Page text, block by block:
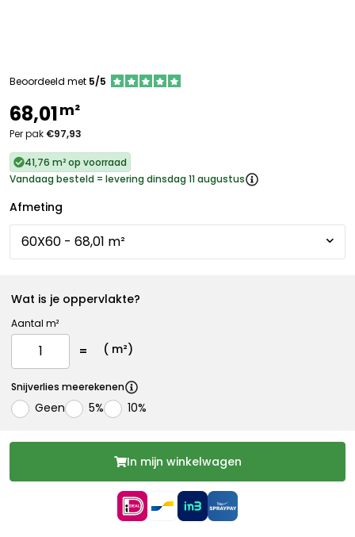
Beoordeeld met 5/5
68,01m²
Per pak €97,93
41,76 m² op voorraad
Vandaag besteld = levering dinsdag 11 augustus
Afmeting
Wat is je oppervlakte?
Aantal m²
( m²)
Snijverlies meerekenen
Geen 5% 10%
In mijn winkelwagen